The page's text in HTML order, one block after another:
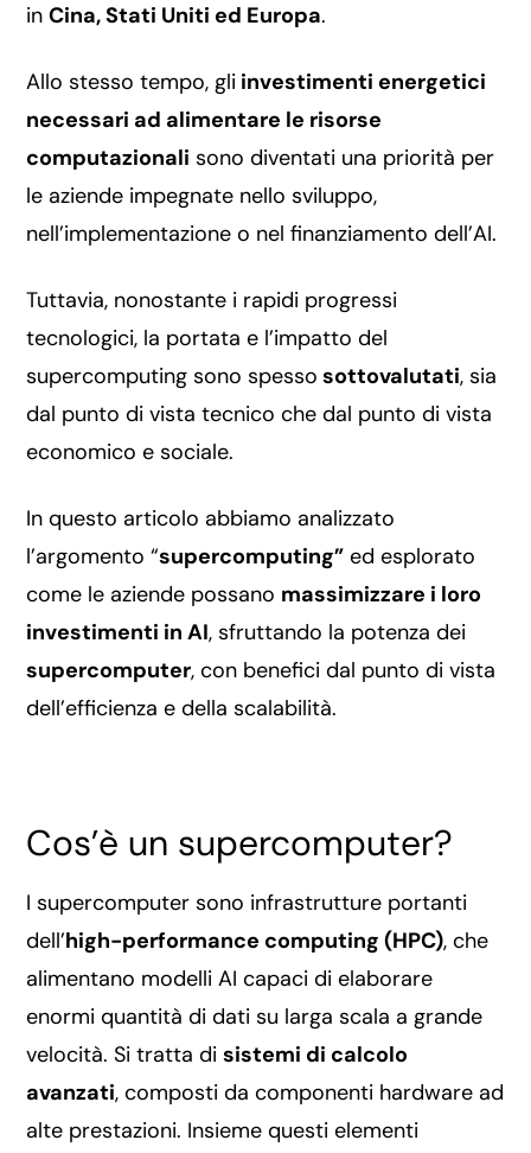
inCina, Stati Uniti ed Europa.
Allo stesso tempo, gli investimenti energetici
necessari ad alimentare le risorse
computazionali sono diventati una priorità per
le aziende impegnate nello sviluppo,
nell’implementazione o nel finanziamento dell’AI.
Tuttavia, nonostante i rapidi progressi
tecnologici, la portata e l’impatto del
supercomputing sono spesso sottovalutati, sia
dal punto di vista tecnico che dal punto di vista
economico e sociale.
In questo articolo abbiamo analizzato
l’argomento “supercomputing” ed esplorato
come le aziende possano massimizzare i loro
investimenti in AI, sfruttando la potenza dei
supercomputer, con benefici dal punto di vista
dell’efficienza e della scalabilità.
Cos’è un supercomputer?
I supercomputer sono infrastrutture portanti
dell’high-performance computing (HPC), che
alimentano modelli AI capaci di elaborare
enormi quantità di dati su larga scala a grande
velocità. Si tratta disistemi di calcolo
avanzati, composti da componenti hardware ad
alte prestazioni. Insieme questi elementi